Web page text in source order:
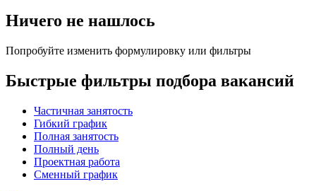
Ничего не нашлось
Попробуйте изменить формулировку или фильтры
Быстрые фильтры подбора вакансий
Частичная занятость
Гибкий график
Полная занятость
Полный день
Проектная работа
Сменный график